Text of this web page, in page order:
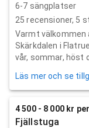
6-7 sängplatser
25 recensioner, 5
Varmt välkommen
Skärkdalen i
vår, sommar, höst
Läs mer och se
4 500 - 8 000 kr
Fjällstuga